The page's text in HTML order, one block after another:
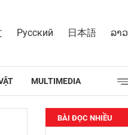
Русский 日本語 ລາວ
MULTIMEDIA
BÀI ĐỌC NHIỀU